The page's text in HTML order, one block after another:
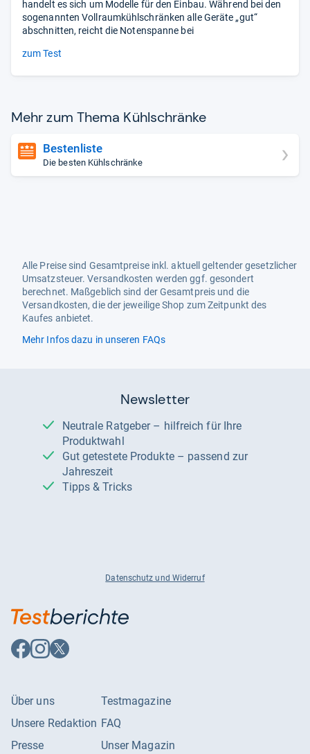
handelt es sich um Modelle für den Einbau. Während bei den
sogenannten Vollraumkühlschränken alle Geräte „gut“
abschnitten, reicht die Notenspanne bei
zum Test
Mehr zum Thema Kühl­schränke
Bestenliste
Die besten Kühlschränke
Alle Preise sind Gesamtpreise inkl. aktuell geltender gesetzlicher
Umsatzsteuer. Versandkosten werden ggf. gesondert
berechnet. Maßgeblich sind der Gesamtpreis und die
Versandkosten, die der jeweilige Shop zum Zeitpunkt des
Kaufes anbietet.
Mehr Infos dazu in unseren FAQs
Newsletter
Neutrale Ratgeber – hilfreich für Ihre
Produktwahl
Gut getestete Produkte – passend zur
Jahreszeit
Tipps & Tricks
Datenschutz und Widerruf
Auf
Facebook
Auf
Instagram
Auf
X
Über uns
Unsere Redaktion
Presse
Testmagazine
FAQ
Unser Magazin